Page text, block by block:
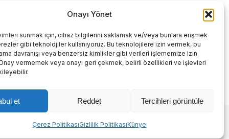
Onayı Yönet
sunmak için, cihaz bilgilerini saklamak ve/veya bunlara erişmek
gibi teknolojiler kullanıyoruz. Bu teknolojilere izin vermek, bu
davranışı veya benzersiz kimlikler gibi verileri işlememize izin
vermemek veya onayı geri çekmek, belirli özellikleri ve işlevleri
et Reddet Tercihleri görüntüle
Çerez PolitikasıGizlilik PolitikasıKünye